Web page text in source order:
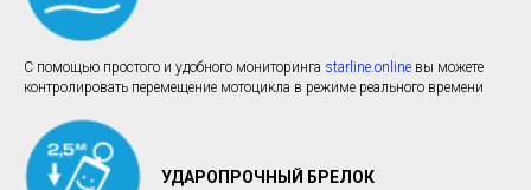
С помощью простого и удобного мониторинга starline.online вы можете
контролировать перемещение мотоцикла в режиме реального времени
УДАРОПРОЧНЫЙ БРЕЛОК